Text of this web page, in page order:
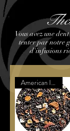
Vous avez une
tenter par notre
d'infusions
American Inspired Dessert